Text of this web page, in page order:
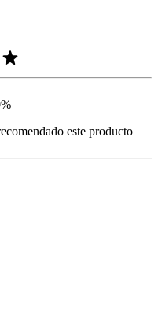
%
este producto